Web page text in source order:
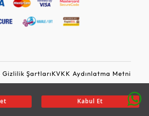
Kabul Et
Gizlilik ŞartlarıKVKK Aydınlatma Metni